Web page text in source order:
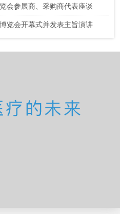
会参展商、采购商代表座谈
览会开幕式并发表主旨演讲